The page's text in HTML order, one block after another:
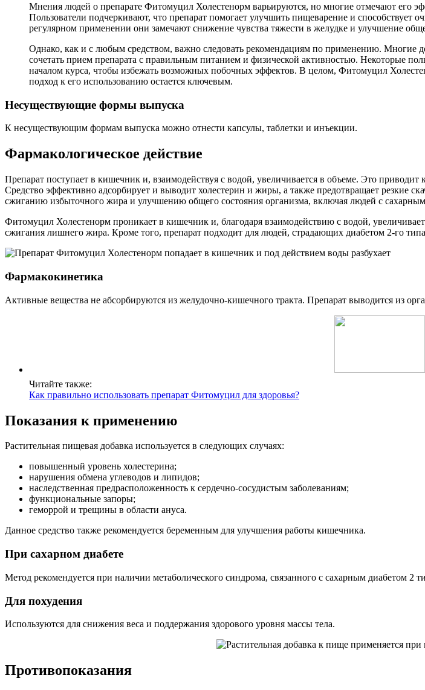
Мнения людей о препарате Фитомуцил Холестенорм варьируются, но многие отмечают его
Пользователи подчеркивают, что препарат помогает улучшить пищеварение и
регулярном применении они замечают снижение чувства тяжести в желудке и улучшение
Однако, как и с любым средством, важно следовать рекомендациям по применению. Многие
сочетать прием препарата с правильным питанием и физической активностью. Некоторые
началом курса, чтобы избежать возможных побочных эффектов. В целом, Фитомуцил
подход к его использованию остается ключевым.
Несуществующие формы выпуска
К несуществующим формам выпуска можно отнести капсулы, таблетки и инъекции.
Фармакологическое действие
Препарат поступает в кишечник и, взаимодействуя с водой, увеличивается в объеме. Это
Средство эффективно адсорбирует и выводит холестерин и жиры, а также предотвращает резкие
сжиганию избыточного жира и улучшению общего состояния организма, включая людей с
Фитомуцил Холестенорм проникает в кишечник и, благодаря взаимодействию с водой,
сжигания лишнего жира. Кроме того, препарат подходит для людей, страдающих диабетом 2-го
Фармакокинетика
Активные вещества не абсорбируются из желудочно-кишечного тракта. Препарат выводится из
Читайте также:
Как правильно использовать препарат Фитомуцил для здоровья?
Показания к применению
Растительная пищевая добавка используется в следующих случаях:
повышенный уровень холестерина;
нарушения обмена углеводов и липидов;
наследственная предрасположенность к сердечно-сосудистым заболеваниям;
функциональные запоры;
геморрой и трещины в области ануса.
Данное средство также рекомендуется беременным для улучшения работы кишечника.
При сахарном диабете
Метод рекомендуется при наличии метаболического синдрома, связанного с сахарным диабетом 2
Для похудения
Используются для снижения веса и поддержания здорового уровня массы тела.
Противопоказания